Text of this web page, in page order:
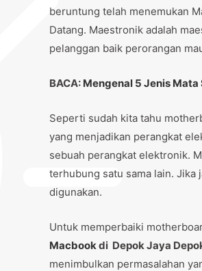
beruntung telah menemukan
Datang. Maestronik adalah
pelanggan baik perorangan
BACA: Mengenal 5 Jenis
Seperti sudah kita tahu
yang menjadikan perangkat
sebuah perangkat elektronik.
terhubung satu sama lain. Jika
digunakan.
Untuk memperbaiki
Macbook di Depok Jaya
menimbulkan permasalahan